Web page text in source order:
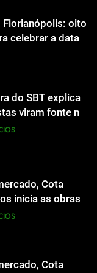
do SBT explica
viram fonte na
Florianópolis: oito
celebrar a data
do SBT explica
viram fonte na
Cota
inicia as obras
uma nova
Cota